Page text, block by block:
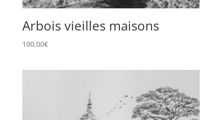
Arbois vieilles maisons
100,00€